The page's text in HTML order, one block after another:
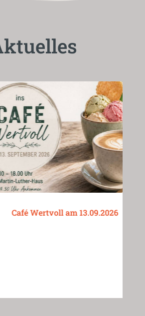
Wertvoll am 13.09.2026